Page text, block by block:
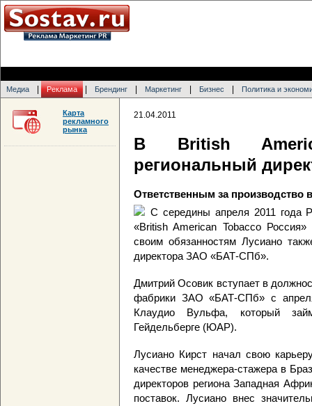
Медиа Реклама Брендинг Маркетинг Бизнес Политика и
21.04.2011
В British
региональный
Ответственным за производство
С середины апреля 2011 года
«British American Tobacco
своим обязанностям Лусиано
директора ЗАО «БАТ-СПб».
Дмитрий Осовик вступает в
фабрики ЗАО «БАТ-СПб» с
Клаудио Вульфа, который
Гейдельберге (ЮАР).
Лусиано Кирст начал свою
качестве менеджера-стажера в
директоров региона Западная
поставок. Лусиано внес
Карта
рекламного
рынка